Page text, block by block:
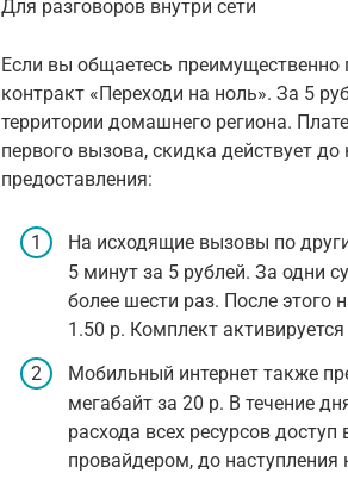
Для разговоров внутри сети
Если вы общаетесь
контракт «Переходи на ноль». За 5
территории домашнего региона.
первого вызова, скидка действует
предоставления:
На исходящие вызовы по
5 минут за 5 рублей. За одни
более шести раз. После
1.50 р. Комплект
Мобильный интернет также
мегабайт за 20 р. В течение
расхода всех ресурсов доступ
провайдером, до наступления